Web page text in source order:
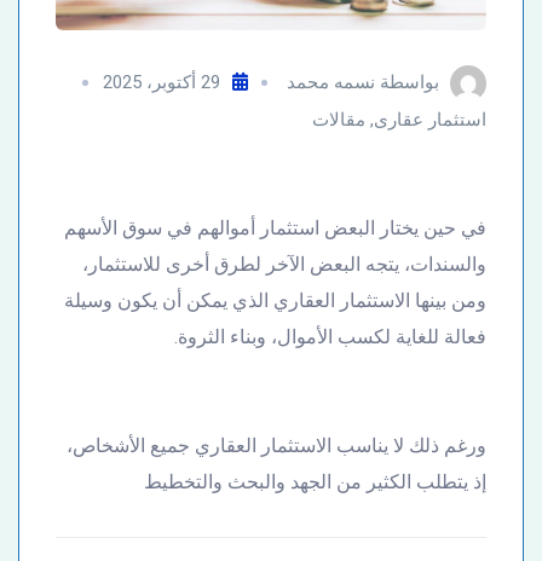
بواسطة نسمه محمد
29 أكتوبر، 2025
استثمار عقارى, مقالات
في حين يختار البعض استثمار أموالهم في سوق الأسهم
والسندات، يتجه البعض الآخر لطرق أخرى للاستثمار،
ومن بينها الاستثمار العقاري الذي يمكن أن يكون وسيلة
فعالة للغاية لكسب الأموال، وبناء الثروة.
ورغم ذلك لا يناسب الاستثمار العقاري جميع الأشخاص،
إذ يتطلب الكثير من الجهد والبحث والتخطيط